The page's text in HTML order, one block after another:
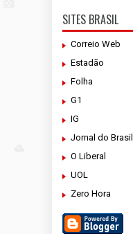
SITES BRASIL
Correio Web
Estadão
Folha
G1
IG
Jornal do Brasil
O Liberal
UOL
Zero Hora